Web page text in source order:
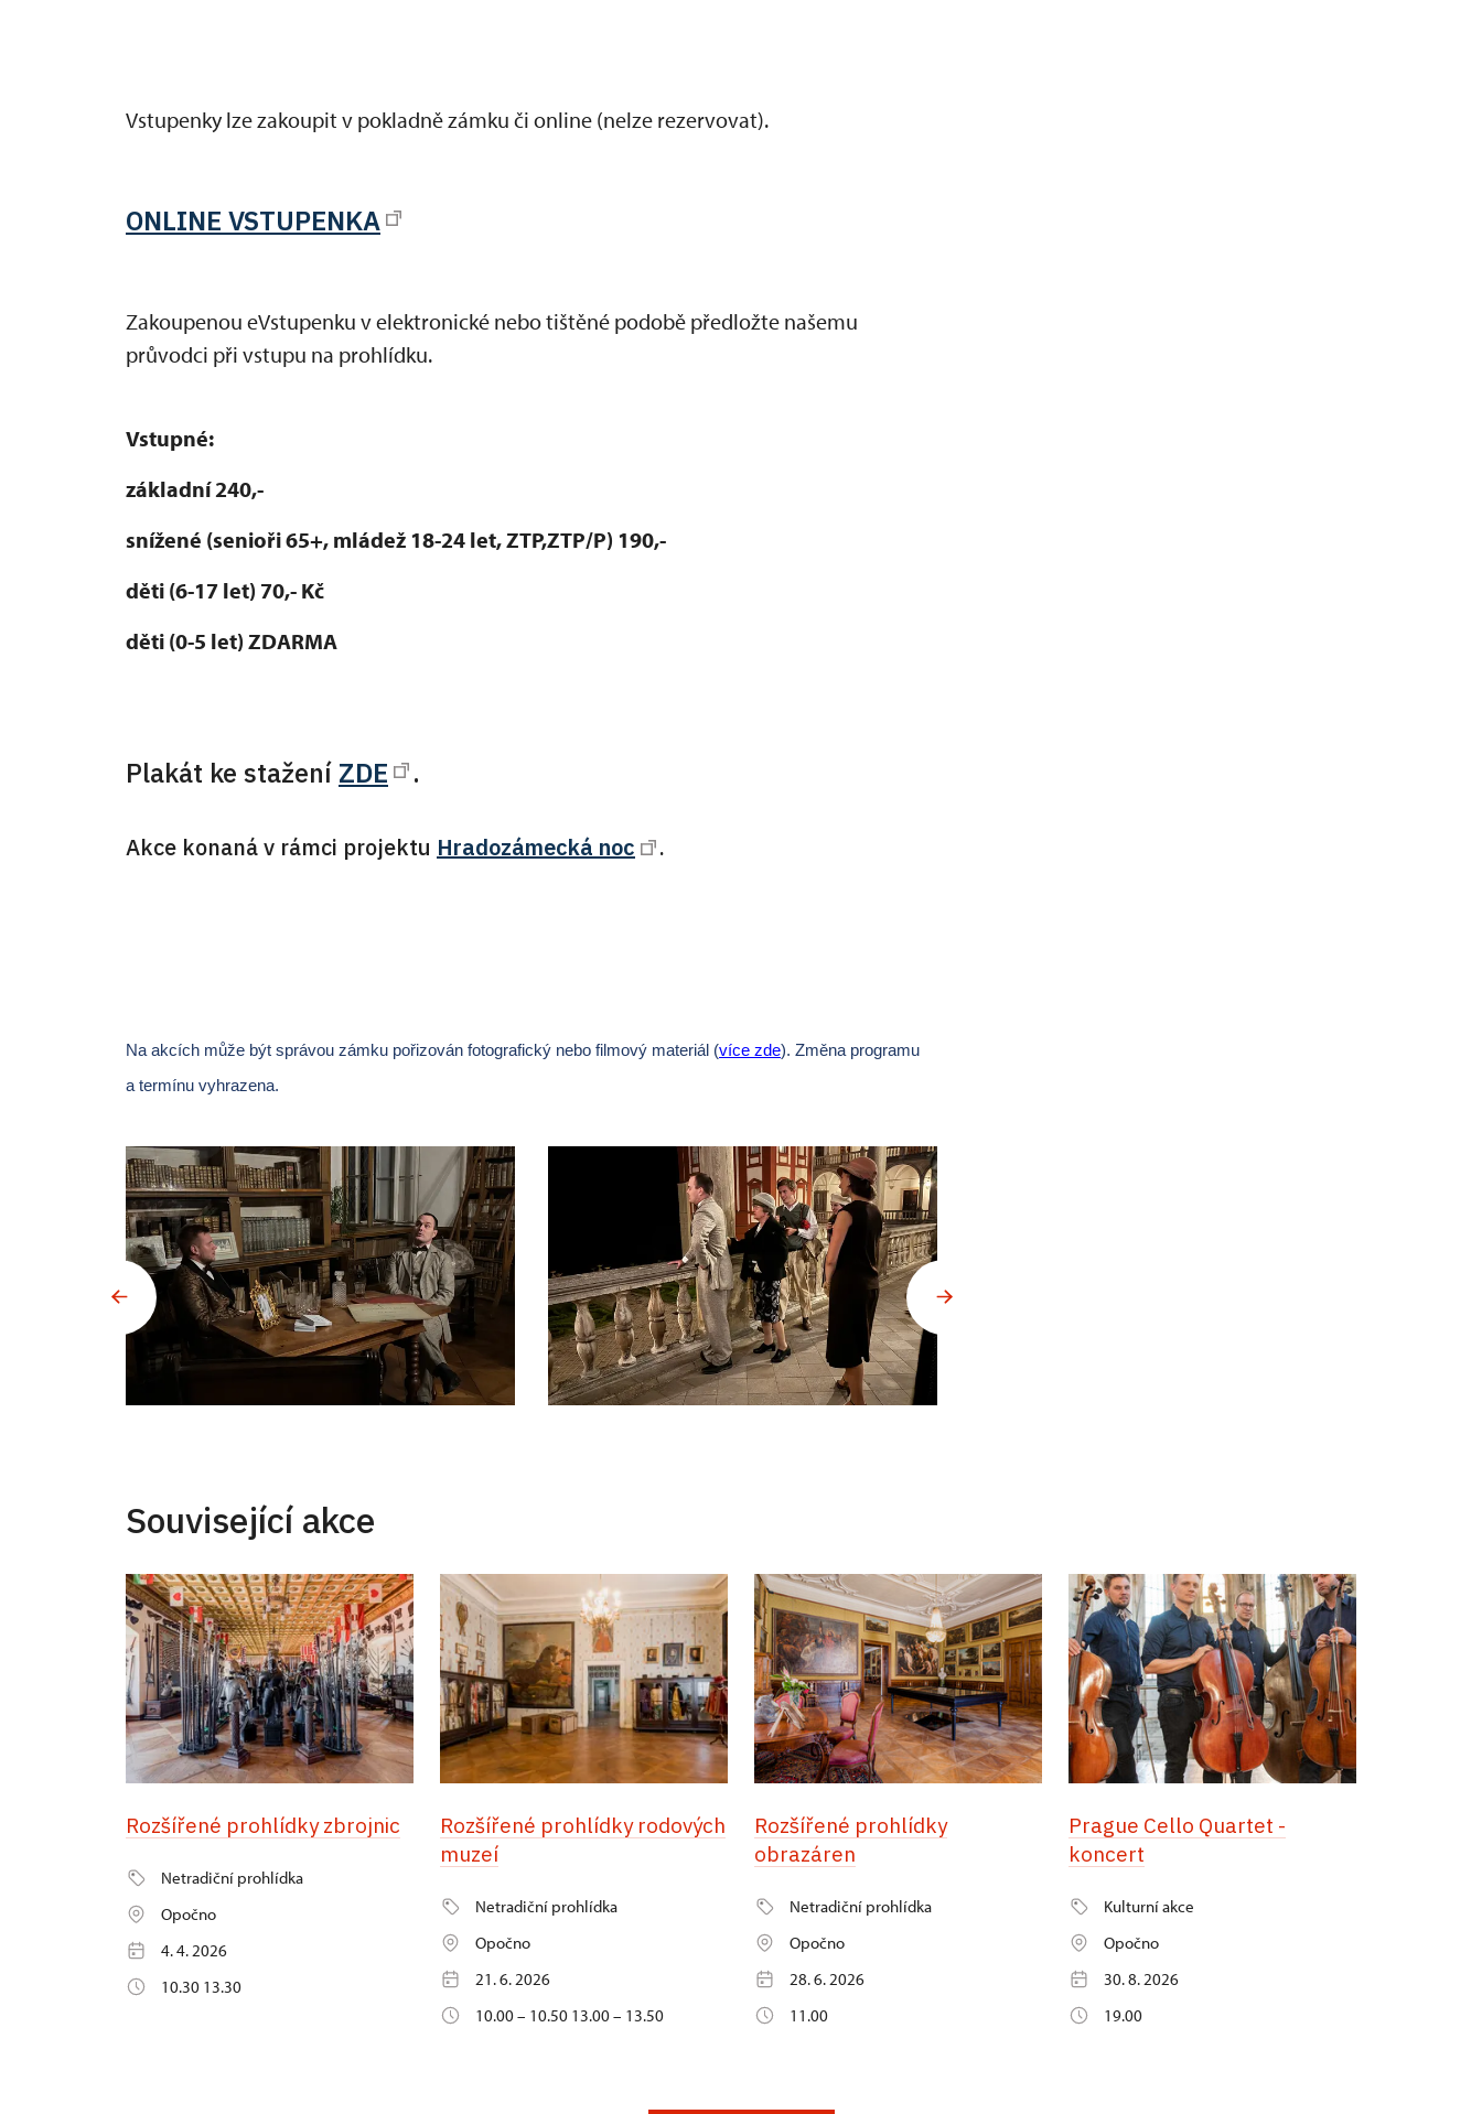
Vstupenky lze zakoupit v pokladně zámku či online (nelze rezervovat).
ONLINE VSTUPENKA
Zakoupenou eVstupenku v elektronické nebo tištěné podobě předložte našemu
průvodci při vstupu na prohlídku.
Vstupné:
základní 240,-
snížené (senioři 65+, mládež 18-24 let, ZTP,ZTP/P) 190,-
děti (6-17 let) 70,- Kč
děti (0-5 let) ZDARMA
Plakát ke stažení ZDE .
Akce konaná v rámci projektu Hradozámecká noc .
Na akcích může být správou zámku pořizován fotografický nebo filmový materiál (více zde). Změna programu
a termínu vyhrazena.
Související akce
Rozšířené prohlídky zbrojnic
Netradiční prohlídka
Opočno
4. 4. 2026
10.30 13.30
Rozšířené prohlídky rodových
muzeí
Netradiční prohlídka
Opočno
21. 6. 2026
10.00 – 10.50 13.00 – 13.50
Rozšířené prohlídky
obrazáren
Netradiční prohlídka
Opočno
28. 6. 2026
11.00
Prague Cello Quartet -
koncert
Kulturní akce
Opočno
30. 8. 2026
19.00